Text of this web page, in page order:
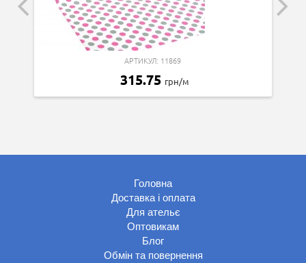
АРТИКУЛ: 11869
315.75 грн/м
Головна
Доставка і оплата
Для ательє
Оптовикам
Блог
Обмін та повернення